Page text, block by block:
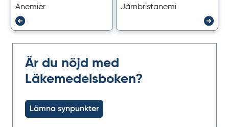
Anemier
Järnbristanemi
Är du nöjd med
Läkemedelsboken?
Lämna synpunkter